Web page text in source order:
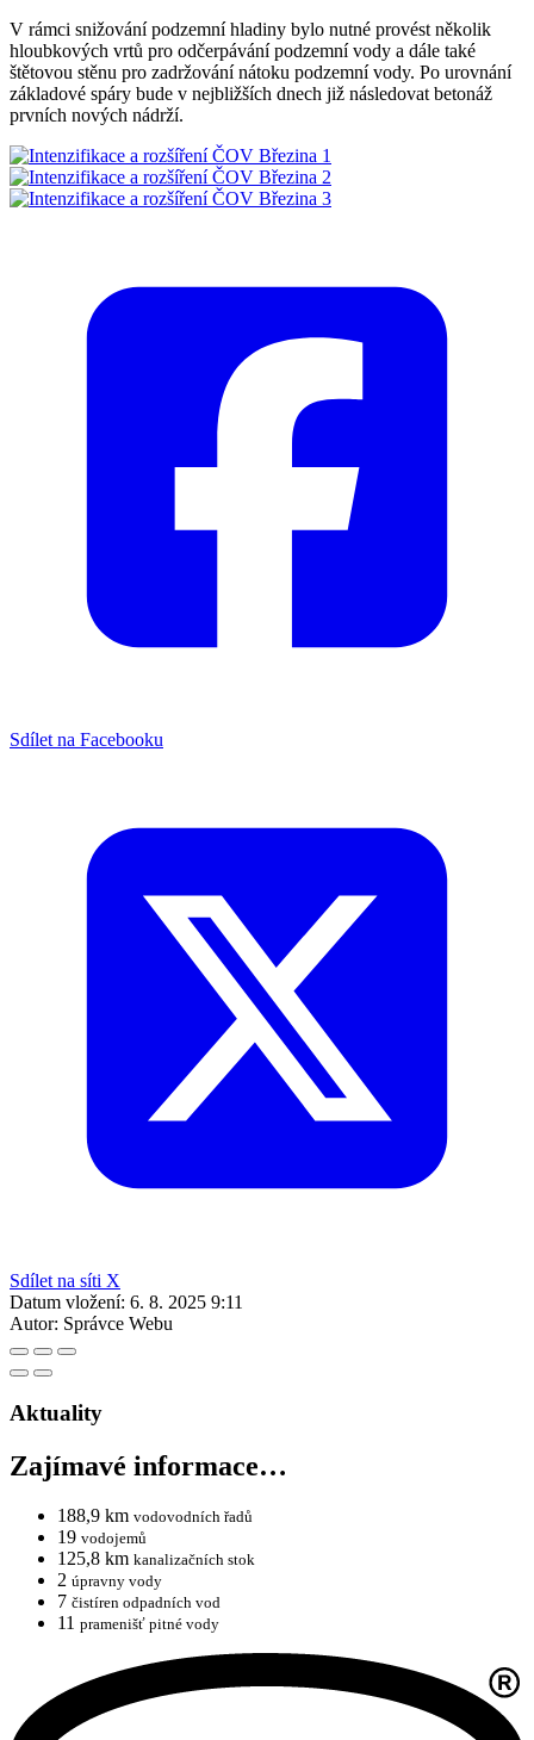
V rámci snižování podzemní hladiny bylo nutné provést několik
hloubkových vrtů pro odčerpávání podzemní vody a dále také
štětovou stěnu pro zadržování nátoku podzemní vody. Po urovnání
základové spáry bude v nejbližších dnech již následovat betonáž
prvních nových nádrží.
Sdílet na Facebooku
Sdílet na síti X
Datum vložení: 6. 8. 2025 9:11
Autor: Správce Webu
Aktuality
Zajímavé informace…
188,9 km vodovodních řadů
19 vodojemů
125,8 km kanalizačních stok
2 úpravny vody
7 čistíren odpadních vod
11 pramenišť pitné vody